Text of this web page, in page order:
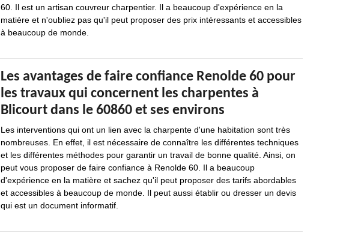
60. Il est un artisan couvreur charpentier. Il a beaucoup d'expérience en la
matière et n'oubliez pas qu'il peut proposer des prix intéressants et accessibles
à beaucoup de monde.
Les avantages de faire confiance Renolde 60 pour
les travaux qui concernent les charpentes à
Blicourt dans le 60860 et ses environs
Les interventions qui ont un lien avec la charpente d'une habitation sont très
nombreuses. En effet, il est nécessaire de connaître les différentes techniques
et les différentes méthodes pour garantir un travail de bonne qualité. Ainsi, on
peut vous proposer de faire confiance à Renolde 60. Il a beaucoup
d'expérience en la matière et sachez qu'il peut proposer des tarifs abordables
et accessibles à beaucoup de monde. Il peut aussi établir ou dresser un devis
qui est un document informatif.